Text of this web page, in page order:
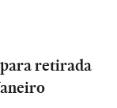
retirada